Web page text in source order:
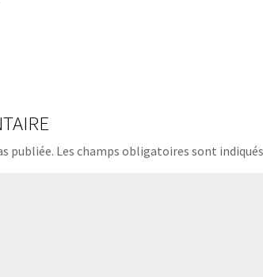
publiée. Les champs obligatoires sont